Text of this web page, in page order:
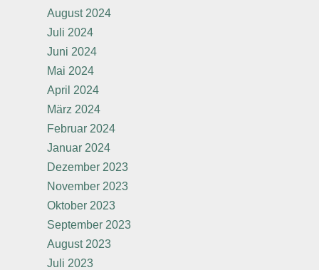
August 2024
Juli 2024
Juni 2024
Mai 2024
April 2024
März 2024
Februar 2024
Januar 2024
Dezember 2023
November 2023
Oktober 2023
September 2023
August 2023
Juli 2023